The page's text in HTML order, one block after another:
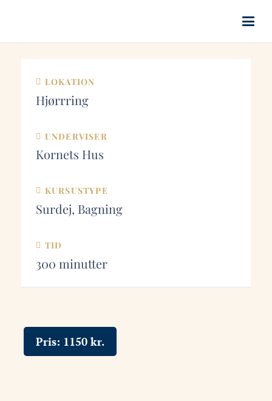
LOKATION
Hjørrring
UNDERVISER
Kornets Hus
KURSUSTYPE
Surdej, Bagning
TID
300 minutter
Pris: 1150 kr.